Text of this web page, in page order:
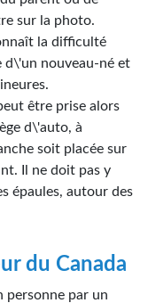
sur la photo.
la difficulté
d\'un nouveau-né et
être prise alors
d\'auto, à
soit placée sur
Il ne doit pas y
épaules, autour des
du Canada
personne par un